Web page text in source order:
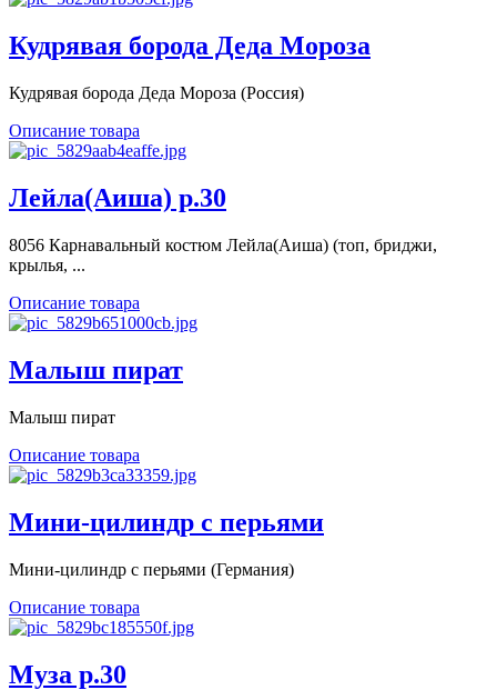
Кудрявая борода Деда Мороза
Кудрявая борода Деда Мороза (Россия)
Описание товара
Лейла(Аиша) р.30
8056 Карнавальный костюм Лейла(Аиша) (топ, бриджи,
крылья, ...
Описание товара
Малыш пират
Малыш пират
Описание товара
Мини-цилиндр с перьями
Мини-цилиндр с перьями (Германия)
Описание товара
Муза р.30